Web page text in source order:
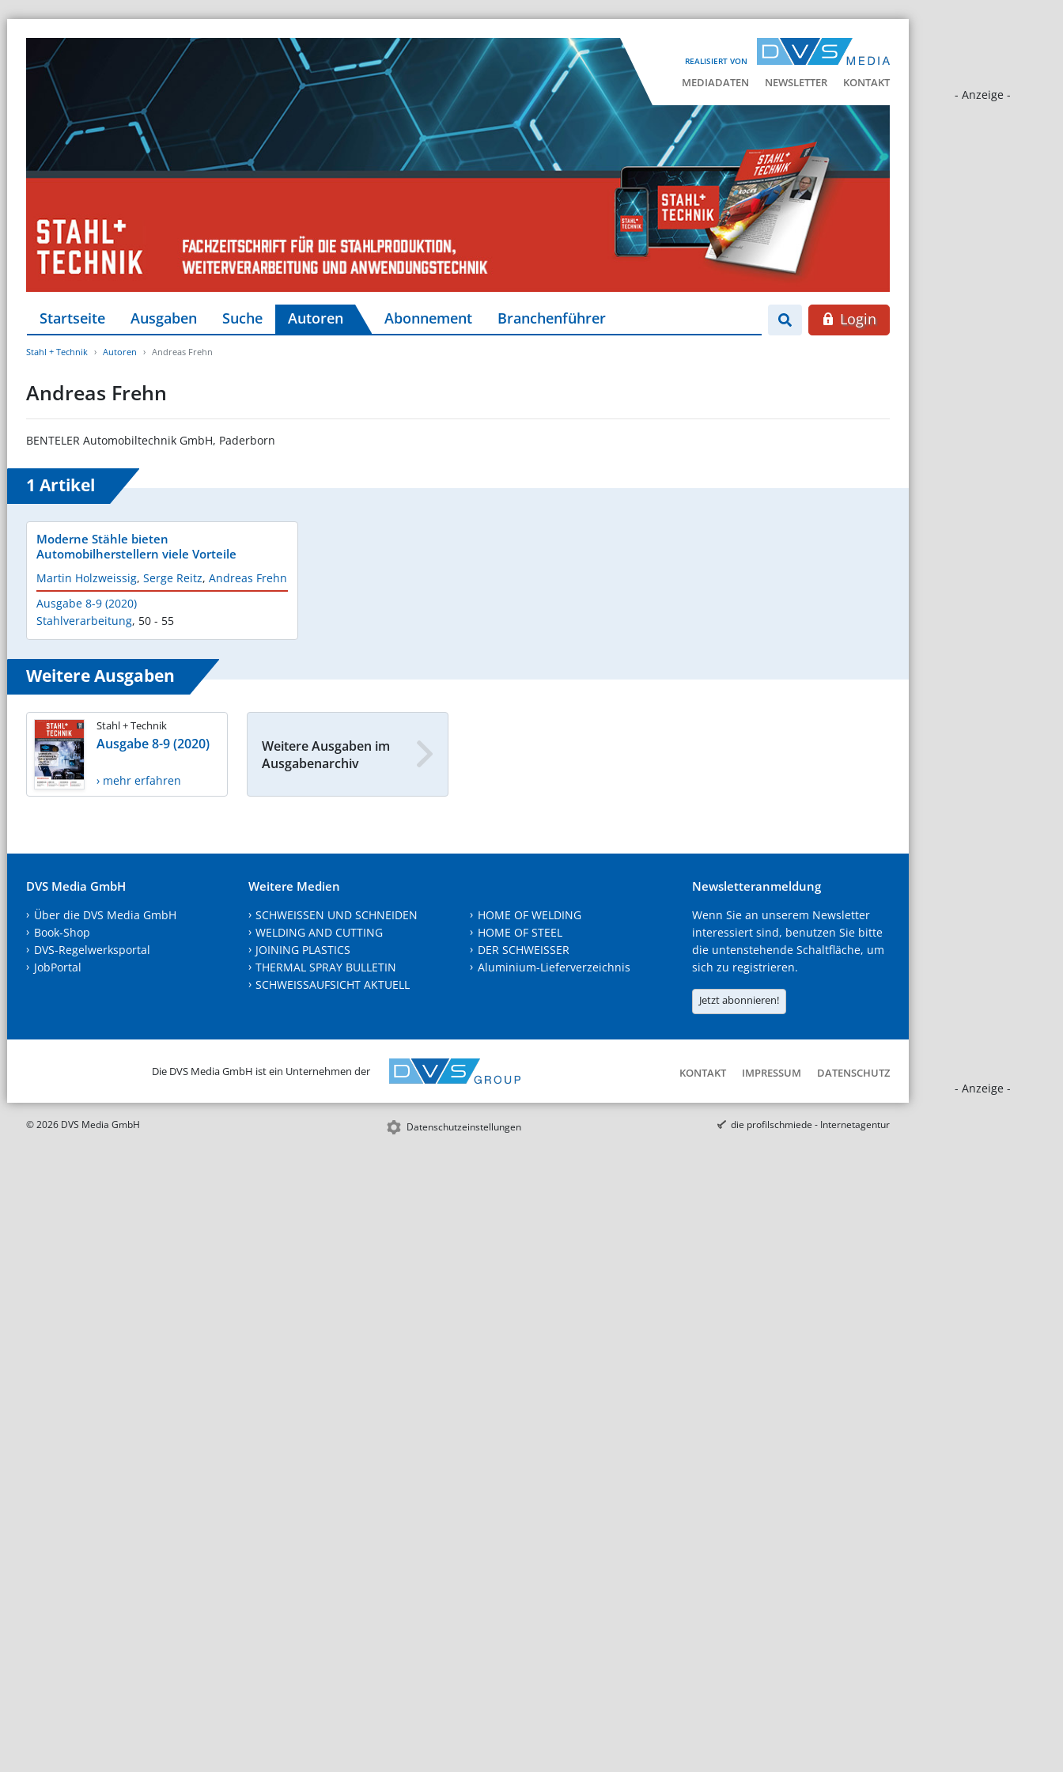
REALISIERT VON
MEDIADATEN NEWSLETTER KONTAKT
- Anzeige -
- Anzeige -
Startseite Ausgaben Suche Autoren Abonnement Branchenführer Login
Stahl + Technik Autoren Andreas Frehn
Andreas Frehn
BENTELER Automobiltechnik GmbH, Paderborn
1 Artikel
Moderne Stähle bieten
Automobilherstellern viele Vorteile
Martin Holzweissig, Serge Reitz, Andreas Frehn
Ausgabe 8-9 (2020)
Stahlverarbeitung, 50 - 55
Weitere Ausgaben
Stahl + Technik
Ausgabe 8-9 (2020)
› mehr erfahren
Weitere Ausgaben im
Ausgabenarchiv
DVS Media GmbH
Über die DVS Media GmbH
Book-Shop
DVS-Regelwerksportal
JobPortal
Weitere Medien
SCHWEISSEN UND SCHNEIDEN
WELDING AND CUTTING
JOINING PLASTICS
THERMAL SPRAY BULLETIN
SCHWEISSAUFSICHT AKTUELL
HOME OF WELDING
HOME OF STEEL
DER SCHWEISSER
Aluminium-Lieferverzeichnis
Newsletteranmeldung
Wenn Sie an unserem Newsletter
interessiert sind, benutzen Sie bitte
die untenstehende Schaltfläche, um
sich zu registrieren.
Jetzt abonnieren!
Die DVS Media GmbH ist ein Unternehmen der KONTAKT IMPRESSUM DATENSCHUTZ
© 2026 DVS Media GmbH Datenschutzeinstellungen die profilschmiede - Internetagentur